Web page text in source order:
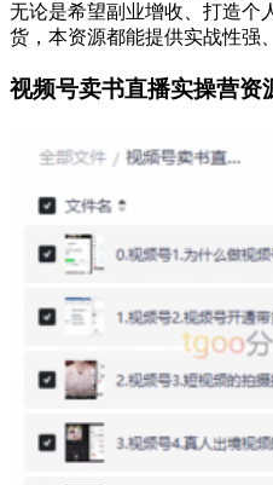
无论是希望副业增收、打造个
货，本资源都能提供实战性强
视频号卖书直播实操营资